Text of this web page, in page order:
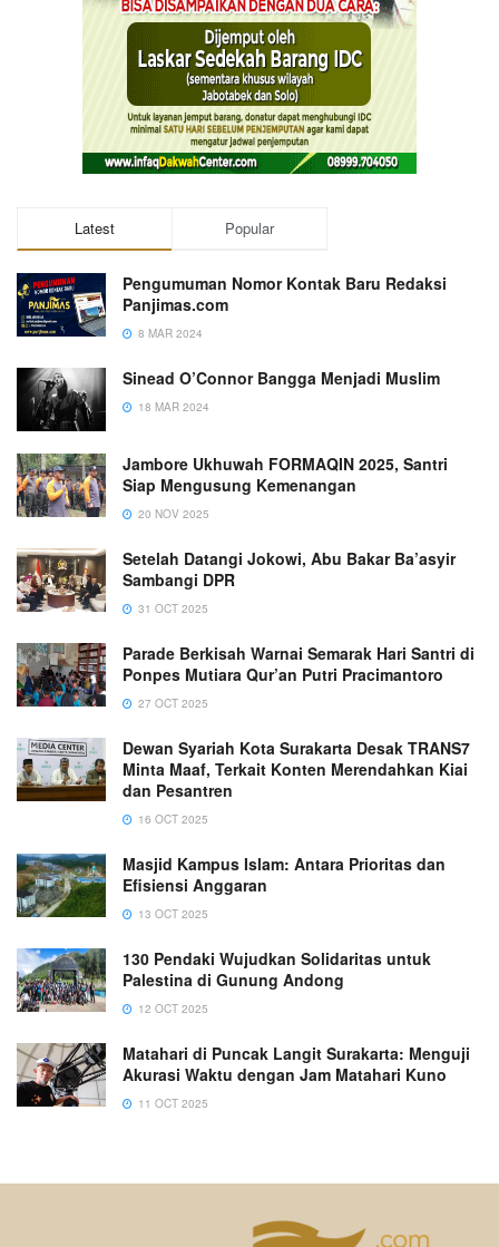
Latest Popular
Pengumuman Nomor Kontak Baru Redaksi
Panjimas.com
8 MAR 2024
Sinead O’Connor Bangga Menjadi Muslim
18 MAR 2024
Jambore Ukhuwah FORMAQIN 2025, Santri
Siap Mengusung Kemenangan
20 NOV 2025
Setelah Datangi Jokowi, Abu Bakar Ba’asyir
Sambangi DPR
31 OCT 2025
Parade Berkisah Warnai Semarak Hari Santri di
Ponpes Mutiara Qur’an Putri Pracimantoro
27 OCT 2025
Dewan Syariah Kota Surakarta Desak TRANS7
Minta Maaf, Terkait Konten Merendahkan Kiai
dan Pesantren
16 OCT 2025
Masjid Kampus Islam: Antara Prioritas dan
Efisiensi Anggaran
13 OCT 2025
130 Pendaki Wujudkan Solidaritas untuk
Palestina di Gunung Andong
12 OCT 2025
Matahari di Puncak Langit Surakarta: Menguji
Akurasi Waktu dengan Jam Matahari Kuno
11 OCT 2025